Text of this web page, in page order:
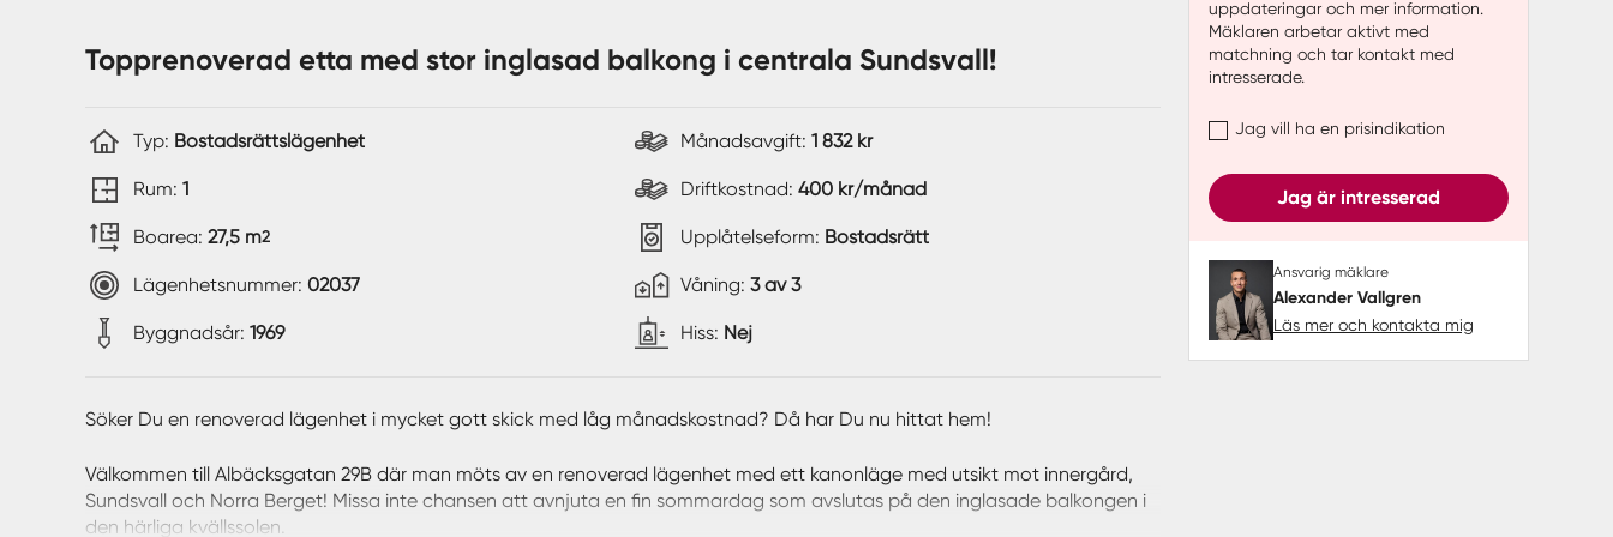
uppdateringar och mer information.
Mäklaren arbetar aktivt med
matchning och tar kontakt med
intresserade.
Jag vill ha en prisindikation
Jag är intresserad
Ansvarig mäklare
Alexander Vallgren
Läs mer och kontakta mig
Topprenoverad etta med stor inglasad balkong i centrala Sundsvall!
Typ: Bostadsrättslägenhet
Rum: 1
Boarea: 27,5 m2
Lägenhetsnummer: 02037
Byggnadsår: 1969
Månadsavgift: 1 832 kr
Driftkostnad: 400 kr/månad
Upplåtelseform: Bostadsrätt
Våning: 3 av 3
Hiss: Nej
Söker Du en renoverad lägenhet i mycket gott skick med låg månadskostnad? Då har Du nu hittat hem!
Välkommen till Albäcksgatan 29B där man möts av en renoverad lägenhet med ett kanonläge med utsikt mot innergård,
Sundsvall och Norra Berget! Missa inte chansen att avnjuta en fin sommardag som avslutas på den inglasade balkongen i
den härliga kvällssolen.